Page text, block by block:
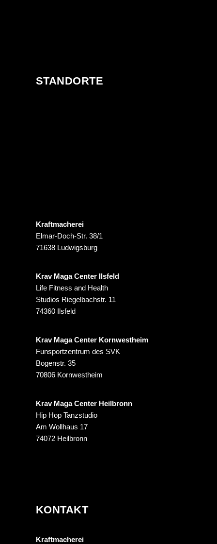
STANDORTE
Kraftmacherei
Elmar-Doch-Str. 38/1
71638 Ludwigsburg
Krav Maga Center Ilsfeld
Life Fitness and Health
Studios Riegelbachstr. 11
74360 Ilsfeld
Krav Maga Center Kornwestheim
Funsportzentrum des SVK
Bogenstr. 35
70806 Kornwestheim
Krav Maga Center Heilbronn
Hip Hop Tanzstudio
Am Wollhaus 17
74072 Heilbronn
KONTAKT
Kraftmacherei